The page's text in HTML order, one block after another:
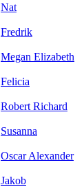
Nat
Fredrik
Megan Elizabeth
Felicia
Robert Richard
Susanna
Oscar Alexander
Jakob